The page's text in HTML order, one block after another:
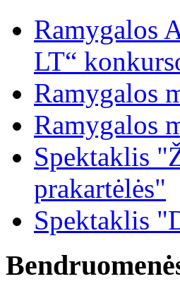
Ramygalos
LT“
Ramygalos
Ramygalos
Spektaklis
prakartėlės"
Spektaklis